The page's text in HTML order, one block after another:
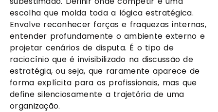
escolha que molda toda a lógica estratégica.
Envolve reconhecer forças e fraquezas internas,
entender profundamente o ambiente externo e
projetar cenários de disputa. É o tipo de
raciocínio que é invisibilizado na discussão de
estratégia, ou seja, que raramente aparece de
forma explícita para os profissionais, mas que
define silenciosamente a trajetória de uma
organização.